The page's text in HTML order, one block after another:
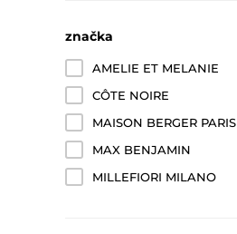
značka
AMELIE ET MELANIE
CÔTE NOIRE
MAISON BERGER PARIS
MAX BENJAMIN
MILLEFIORI MILANO